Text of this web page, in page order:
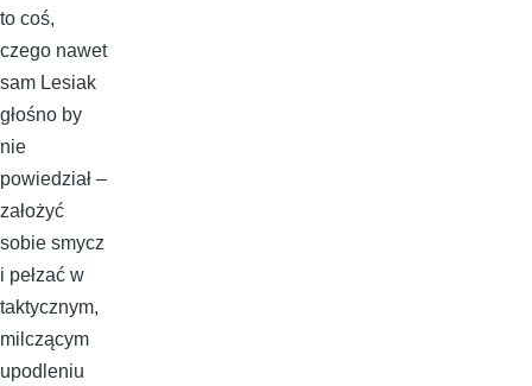
to coś,
czego nawet
sam Lesiak
głośno by
nie
powiedział –
założyć
sobie smycz
i pełzać w
taktycznym,
milczącym
upodleniu